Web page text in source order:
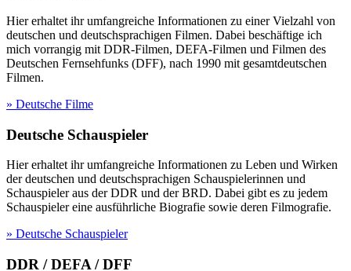
Hier erhaltet ihr umfangreiche Informationen zu einer Vielzahl von
deutschen und deutschsprachigen Filmen. Dabei beschäftige ich
mich vorrangig mit DDR-Filmen, DEFA-Filmen und Filmen des
Deutschen Fernsehfunks (DFF), nach 1990 mit gesamtdeutschen
Filmen.
» Deutsche Filme
Deutsche Schauspieler
Hier erhaltet ihr umfangreiche Informationen zu Leben und Wirken
der deutschen und deutschsprachigen Schauspielerinnen und
Schauspieler aus der DDR und der BRD. Dabei gibt es zu jedem
Schauspieler eine ausführliche Biografie sowie deren Filmografie.
» Deutsche Schauspieler
DDR / DEFA / DFF